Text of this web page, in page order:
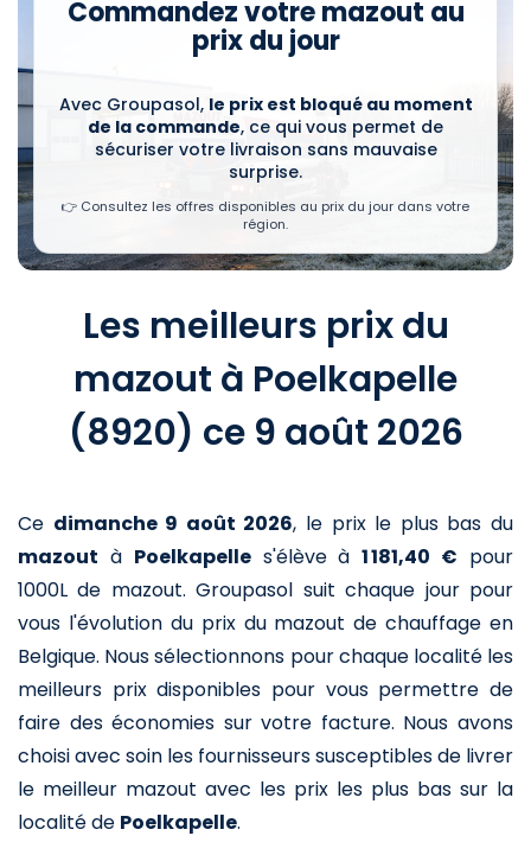
Commandez votre mazout au
prix du jour
Avec Groupasol, le prix est bloqué au moment
de la commande, ce qui vous permet de
sécuriser votre livraison sans mauvaise
surprise.
👉 Consultez les offres disponibles au prix du jour dans votre
région.
Les meilleurs prix du
mazout à Poelkapelle
(8920) ce 9 août 2026
Ce dimanche 9 août 2026, le prix le plus bas du
mazout à Poelkapelles'élève à1 181,40 € pour
1000L de mazout. Groupasol suit chaque jour pour
vous l'évolution du prix du mazout de chauffage en
Belgique. Nous sélectionnons pour chaque localité les
meilleurs prix disponibles pour vous permettre de
faire des économies sur votre facture. Nous avons
choisi avec soin les fournisseurs susceptibles de livrer
le meilleur mazout avec les prix les plus bas sur la
localité de Poelkapelle.